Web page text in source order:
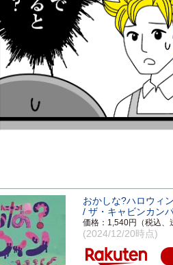
おかしな?ハロウィ
/ ザ・キャビンカン
価格：1,540円（税込、
(2024/12/20時点)